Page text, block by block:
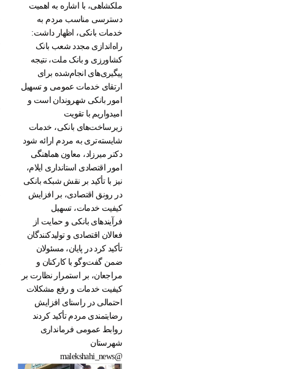
ملکشاهی، با اشاره به اهمیت
دسترسی مناسب مردم به
خدمات بانکی، اظهار داشت:
راه‌اندازی مجدد شعب بانک
کشاورزی و بانک ملت، نتیجه
پیگیری‌های انجام‌شده برای
ارتقای خدمات عمومی و تسهیل
امور بانکی شهروندان است و
امیدواریم با تقویت
زیرساخت‌های بانکی، خدمات
شایسته‌تری به مردم ارائه شود
دکتر میرزاد، معاون هماهنگی
امور اقتصادی استانداری ایلام،
نیز با تأکید بر نقش شبکه بانکی
در رونق اقتصادی، بر افزایش
کیفیت خدمات، تسهیل
فرآیندهای بانکی و حمایت از
فعالان اقتصادی و تولیدکنندگان
تأکید کرد در پایان، مسئولان
ضمن گفت‌وگو با کارکنان و
مراجعان، بر استمرار نظارت بر
کیفیت خدمات و رفع مشکلات
احتمالی در راستای افزایش
رضایتمندی مردم تأکید کردند
روابط عمومی فرمانداری
شهرستان
@malekshahi_news